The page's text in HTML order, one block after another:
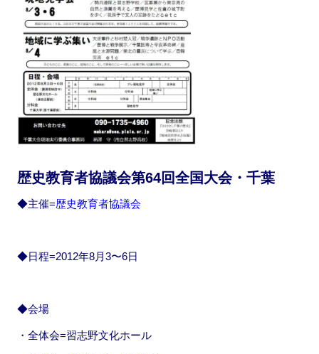
歴史教育者協議会第64回全国大会・千葉
◆主催=歴史教育者協議会
◆日程=2012年8月3〜6日
◆会場
・全体会=習志野文化ホール